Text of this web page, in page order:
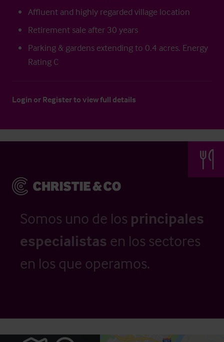
Affluent and highly regarded village location
Retirement sale after 30 years
Parking & gardens extending to 0.4 acres. Energy
Rating C
Login or Registerto view full details
Somos uno de los principales
especialistas en los sectores
en los que operamos.